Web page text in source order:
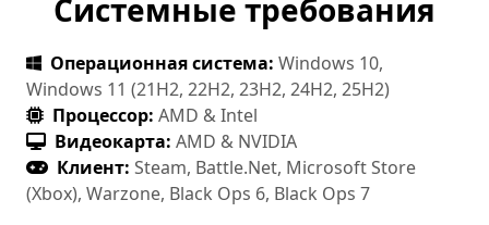
Системные требования
Операционная система: Windows 10,
Windows 11 (21H2, 22H2, 23H2, 24H2, 25H2)
Процессор: AMD & Intel
Видеокарта: AMD & NVIDIA
Клиент: Steam, Battle.Net, Microsoft Store
(Xbox), Warzone, Black Ops 6, Black Ops 7